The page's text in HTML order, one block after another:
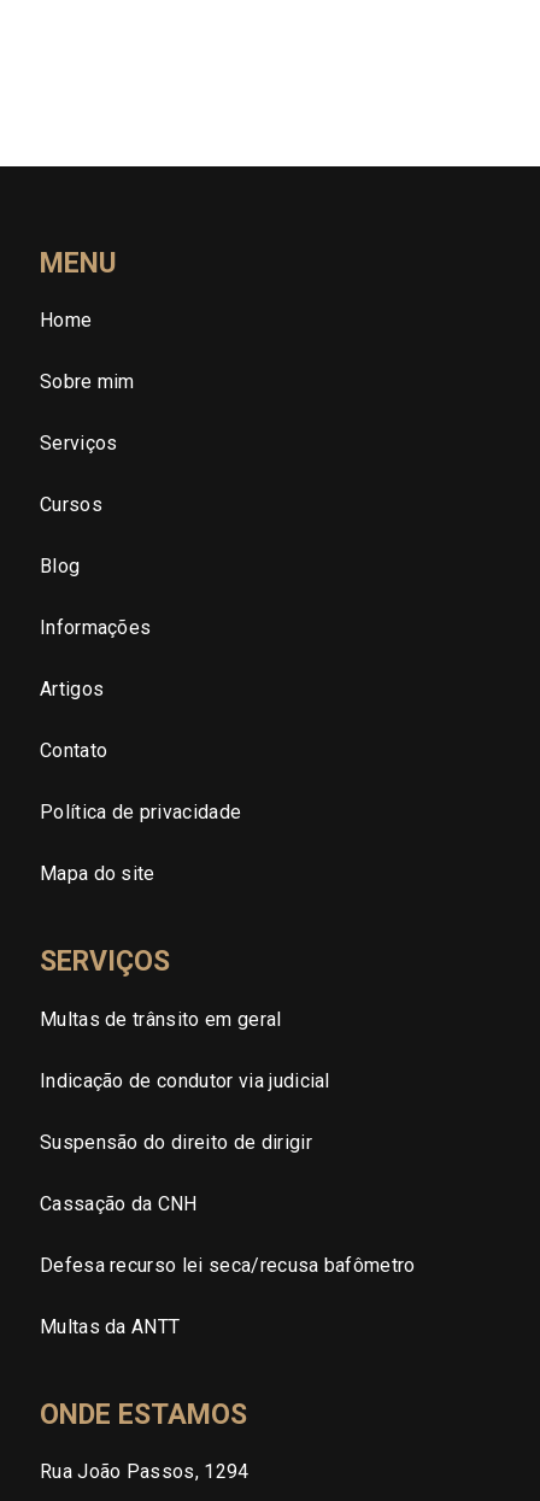
MENU
Home
Sobre mim
Serviços
Cursos
Blog
Informações
Artigos
Contato
Política de privacidade
Mapa do site
SERVIÇOS
Multas de trânsito em geral
Indicação de condutor via judicial
Suspensão do direito de dirigir
Cassação da CNH
Defesa recurso lei seca/recusa bafômetro
Multas da ANTT
ONDE ESTAMOS
Rua João Passos, 1294